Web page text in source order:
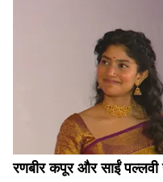
रणबीर कपूर और साईं पल्लवी